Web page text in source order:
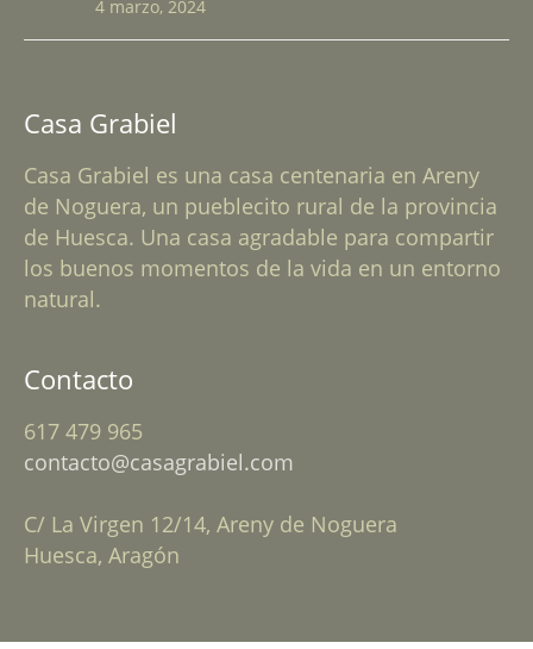
4 marzo, 2024
Casa Grabiel
Casa Grabiel es una casa centenaria en Areny
de Noguera, un pueblecito rural de la provincia
de Huesca. Una casa agradable para compartir
los buenos momentos de la vida en un entorno
natural.
Contacto
617 479 965
contacto@casagrabiel.com
C/ La Virgen 12/14, Areny de Noguera
Huesca, Aragón